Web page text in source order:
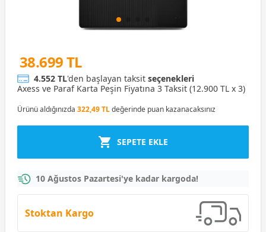
38.699 TL
4.552 TL'den başlayan taksit seçenekleri
Axess ve Paraf Karta Peşin Fiyatına 3 Taksit (12.900 TL x 3)
Ürünü aldığınızda 322,49 TLdeğerinde puan kazanacaksınız
SEPETE EKLE
10 Ağustos Pazartesi'ye kadar kargoda!
Stoktan Kargo